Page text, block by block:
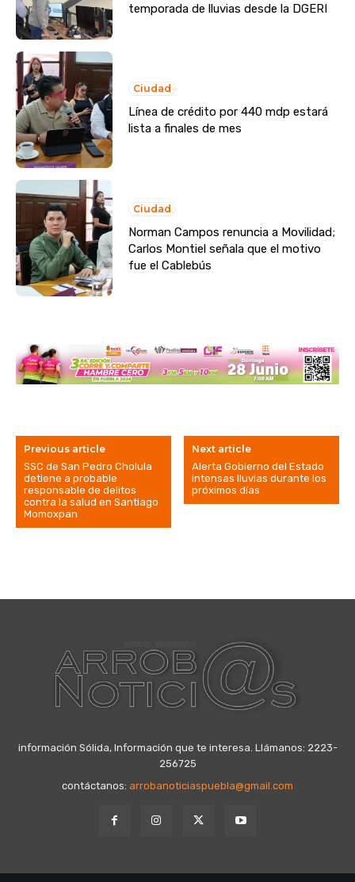
temporada de lluvias desde la DGERI
Ciudad
Línea de crédito por 440 mdp estará
lista a finales de mes
Ciudad
Norman Campos renuncia a Movilidad;
Carlos Montiel señala que el motivo
fue el Cablebús
Previous article
SSC de San Pedro Cholula
detiene a probable
responsable de delitos
contra la salud en Santiago
Momoxpan
Next article
Alerta Gobierno del Estado
intensas lluvias durante los
próximos días
información Sólida, Información que te interesa. Llámanos: 2223-
256725
contáctanos: arrobanoticiaspuebla@gmail.com